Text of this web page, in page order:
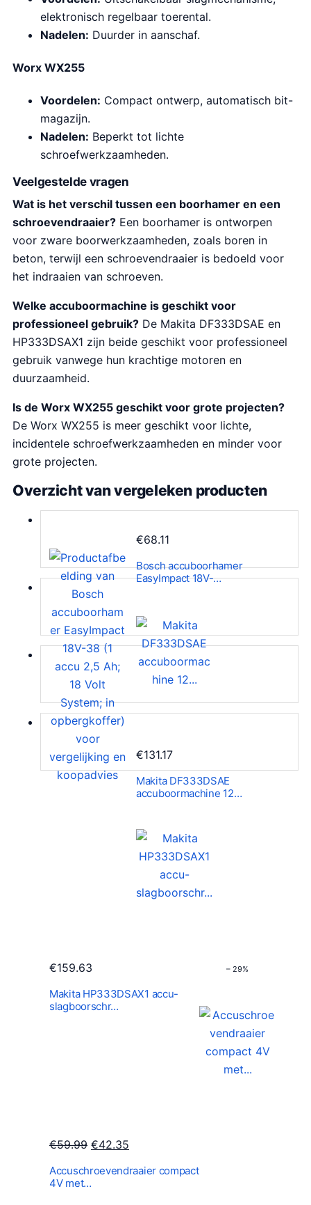
elektronisch regelbaar toerental.
Nadelen: Duurder in aanschaf.
Worx WX255
Voordelen: Compact ontwerp, automatisch bit-
magazijn.
Nadelen: Beperkt tot lichte
schroefwerkzaamheden.
Veelgestelde vragen
Wat is het verschil tussen een boorhamer en een
schroevendraaier? Een boorhamer is ontworpen
voor zware boorwerkzaamheden, zoals boren in
beton, terwijl een schroevendraaier is bedoeld voor
het indraaien van schroeven.
Welke accuboormachine is geschikt voor
professioneel gebruik? De Makita DF333DSAE en
HP333DSAX1 zijn beide geschikt voor professioneel
gebruik vanwege hun krachtige motoren en
duurzaamheid.
Is de Worx WX255 geschikt voor grote projecten?
De Worx WX255 is meer geschikt voor lichte,
incidentele schroefwerkzaamheden en minder voor
grote projecten.
Overzicht van vergeleken producten
€68.11
Bosch accuboorhamer
EasyImpact 18V-…
€131.17
Makita DF333DSAE
accuboormachine 12…
€159.63
Makita HP333DSAX1 accu-
slagboorschr…
– 29%
€59.99 O
€42.35
Accuschroevendraaier compact
4V met…